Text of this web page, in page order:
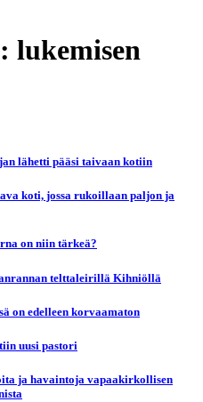
lukemisen
lähetti pääsi taivaan kotiin
koti, jossa rukoillaan paljon ja
on niin tärkeä?
telttaleirillä Kihniöllä
on edelleen korvaamaton
uusi pastori
ja havaintoja vapaakirkollisen